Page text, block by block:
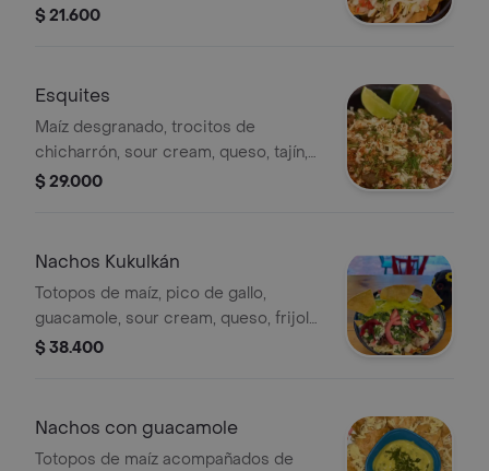
encurtida y queso, porción personal.
$ 21.600
Esquites
Maíz desgranado, trocitos de
chicharrón, sour cream, queso, tajín,
cilantro y limón. porción personal.
$ 29.000
Nachos Kukulkán
Totopos de maíz, pico de gallo,
guacamole, sour cream, queso, frijol
refrito y proteína a elegir. porción
$ 38.400
Nachos con guacamole
Totopos de maíz acompañados de